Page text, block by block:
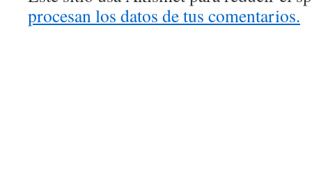
procesan los datos de tus comentarios.